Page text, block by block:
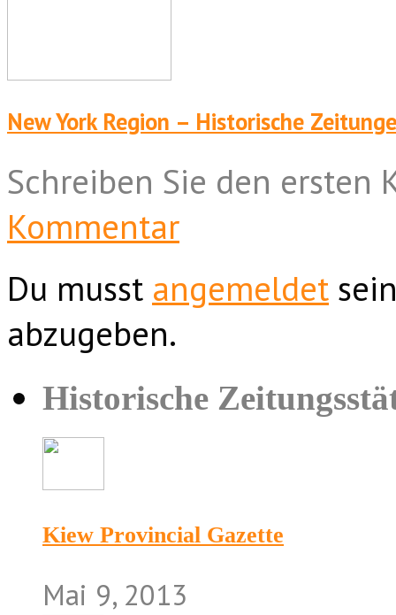
New York Region – Historische
Schreiben Sie den ersten
Kommentar
Du musst angemeldet
abzugeben.
Historische
Kiew Provincial Gazette
Mai 9, 2013